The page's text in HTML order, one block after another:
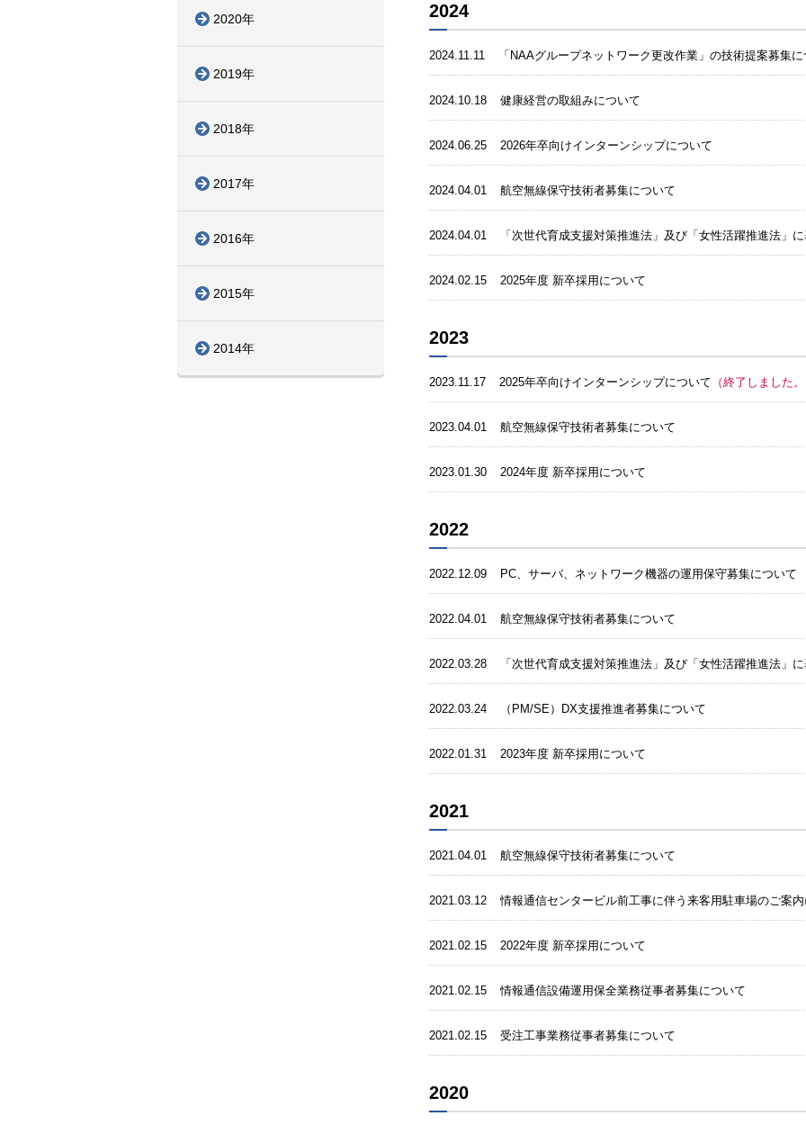
2024
2024.11.11 「NAAグループネットワーク更改作業」の技術提案募集に
2024.10.18 健康経営の取組みについて
2024.06.25 2026年卒向けインターンシップについて
2024.04.01 航空無線保守技術者募集について
2024.04.01 「次世代育成支援対策推進法」及び「女性活躍推進法」
2024.02.15 2025年度 新卒採用について
2023
2023.11.17 2025年卒向けインターンシップについて （終了しました。
2023.04.01 航空無線保守技術者募集について
2023.01.30 2024年度 新卒採用について
2022
2022.12.09 PC、サーバ、ネットワーク機器の運用保守募集について
2022.04.01 航空無線保守技術者募集について
2022.03.28 「次世代育成支援対策推進法」及び「女性活躍推進法」
2022.03.24 （PM/SE）DX支援推進者募集について
2022.01.31 2023年度 新卒採用について
2021
2021.04.01 航空無線保守技術者募集について
2021.03.12 情報通信センタービル前工事に伴う来客用駐車場のご案
2021.02.15 2022年度 新卒採用について
2021.02.15 情報通信設備運用保全業務従事者募集について
2021.02.15 受注工事業務従事者募集について
2020
2020年
2019年
2018年
2017年
2016年
2015年
2014年